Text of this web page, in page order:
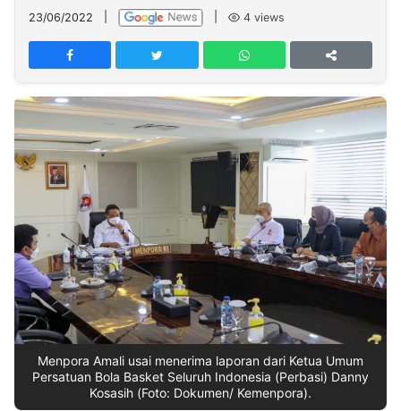
Network
PT
TREETAN
INDONESIA
Partner
NTB
Time
IDN
Jogja
Rakyat
News
Notice
Dinamikapost.com
Baru
Seedbacklink
Follow
Kabarbaru
23/06/2022 4 views
Menpora Amali usai menerima laporan dari Ketua Umum
Persatuan Bola Basket Seluruh Indonesia (Perbasi) Danny
Kosasih (Foto: Dokumen/ Kemenpora).